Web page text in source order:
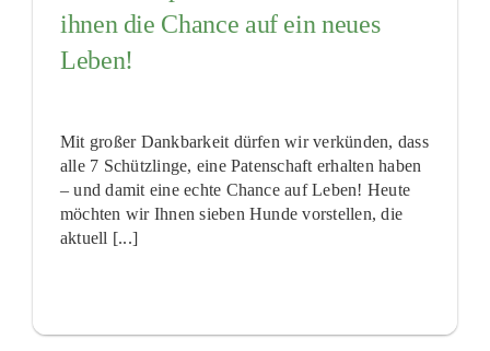
ihnen die Chance auf ein neues
Leben!
Mit großer Dankbarkeit dürfen wir verkünden, dass
alle 7 Schützlinge, eine Patenschaft erhalten haben
– und damit eine echte Chance auf Leben! Heute
möchten wir Ihnen sieben Hunde vorstellen, die
aktuell [...]